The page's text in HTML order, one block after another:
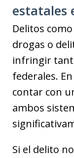
estatales
Delitos
drogas o
infringir
federales.
contar con
ambos
Si el delito